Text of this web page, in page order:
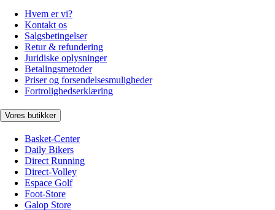
Hvem er vi?
Kontakt os
Salgsbetingelser
Retur & refundering
Juridiske oplysninger
Betalingsmetoder
Priser og forsendelsesmuligheder
Fortrolighedserklæring
Vores butikker
Basket-Center
Daily Bikers
Direct Running
Direct-Volley
Espace Golf
Foot-Store
Galop Store